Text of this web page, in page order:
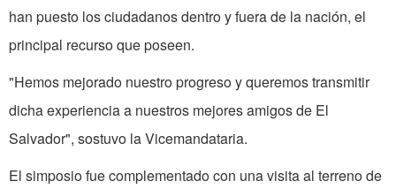
han puesto los ciudadanos dentro y fuera de la nación, el
principal recurso que poseen.
"Hemos mejorado nuestro progreso y queremos transmitir
dicha experiencia a nuestros mejores amigos de El
Salvador", sostuvo la Vicemandataria.
El simposio fue complementado con una visita al terreno de